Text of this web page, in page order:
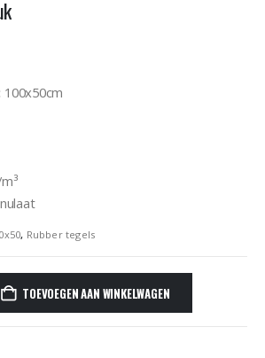
100x50cm
, Rubber tegels
TOEVOEGEN AAN WINKELWAGEN